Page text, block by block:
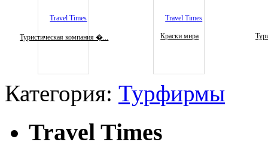
Туристическая компания �... Краски мира
Категория: Турфирмы
Travel Times